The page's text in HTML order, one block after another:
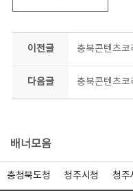
이전글
다음글 충북콘텐츠
배너모음
충청북도청 청주시청 청주